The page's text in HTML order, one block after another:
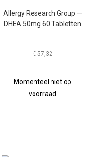
Allergy Research Group —
DHEA 50mg 60 Tabletten
€ 57,32
Momenteel niet op
voorraad